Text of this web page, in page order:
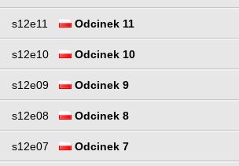
s12e11 Odcinek 11
s12e10 Odcinek 10
s12e09 Odcinek 9
s12e08 Odcinek 8
s12e07 Odcinek 7